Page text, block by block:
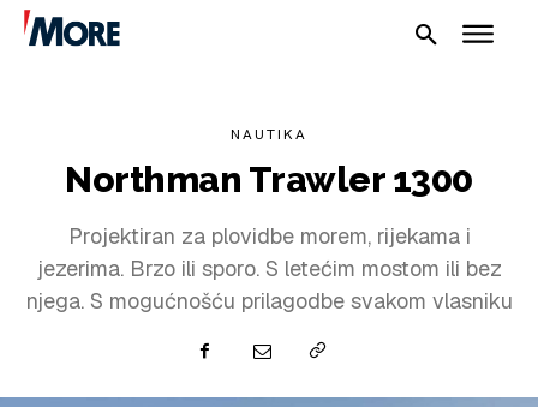
NAUTIKA
Northman Trawler 1300
Projektiran za plovidbe morem, rijekama i
jezerima. Brzo ili sporo. S letećim mostom ili bez
njega. S mogućnošću prilagodbe svakom vlasniku